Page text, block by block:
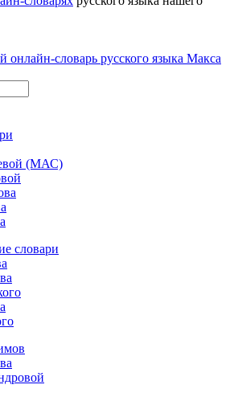
онлайн-словарь русского языка Макса
(МАС)
словари